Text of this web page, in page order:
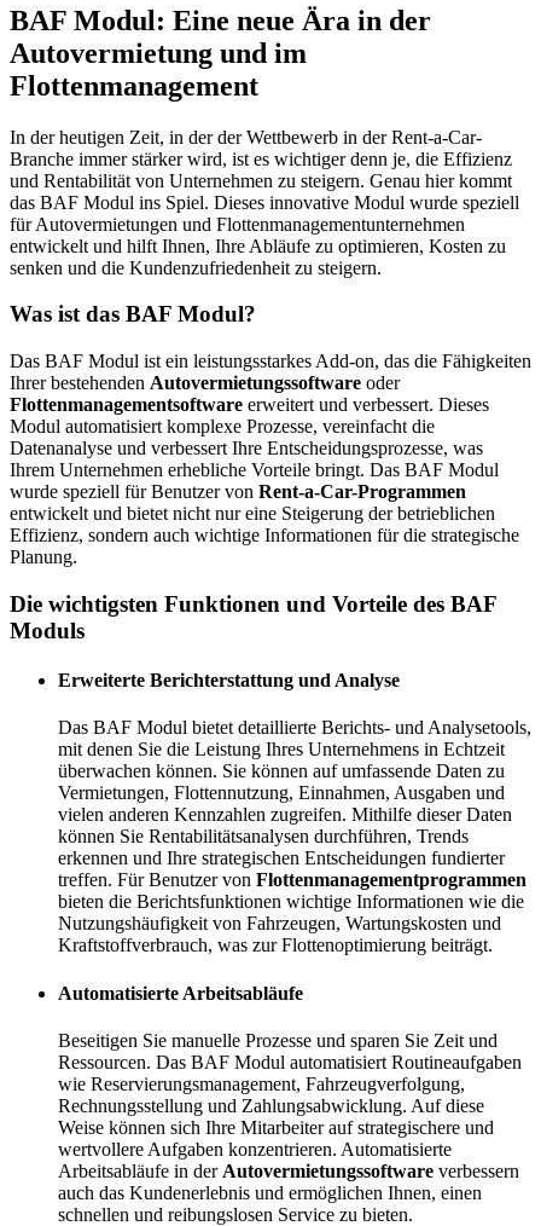
BAF Modul: Eine neue Ära in der
Autovermietung und im
Flottenmanagement
In der heutigen Zeit, in der der Wettbewerb in der Rent-a-Car-
Branche immer stärker wird, ist es wichtiger denn je, die Effizienz
und Rentabilität von Unternehmen zu steigern. Genau hier kommt
das BAF Modul ins Spiel. Dieses innovative Modul wurde speziell
für Autovermietungen und Flottenmanagementunternehmen
entwickelt und hilft Ihnen, Ihre Abläufe zu optimieren, Kosten zu
senken und die Kundenzufriedenheit zu steigern.
Was ist das BAF Modul?
Das BAF Modul ist ein leistungsstarkes Add-on, das die Fähigkeiten
Ihrer bestehenden Autovermietungssoftware oder
Flottenmanagementsoftware erweitert und verbessert. Dieses
Modul automatisiert komplexe Prozesse, vereinfacht die
Datenanalyse und verbessert Ihre Entscheidungsprozesse, was
Ihrem Unternehmen erhebliche Vorteile bringt. Das BAF Modul
wurde speziell für Benutzer von Rent-a-Car-Programmen
entwickelt und bietet nicht nur eine Steigerung der betrieblichen
Effizienz, sondern auch wichtige Informationen für die strategische
Planung.
Die wichtigsten Funktionen und Vorteile des BAF
Moduls
Erweiterte Berichterstattung und Analyse
Das BAF Modul bietet detaillierte Berichts- und Analysetools,
mit denen Sie die Leistung Ihres Unternehmens in Echtzeit
überwachen können. Sie können auf umfassende Daten zu
Vermietungen, Flottennutzung, Einnahmen, Ausgaben und
vielen anderen Kennzahlen zugreifen. Mithilfe dieser Daten
können Sie Rentabilitätsanalysen durchführen, Trends
erkennen und Ihre strategischen Entscheidungen fundierter
treffen. Für Benutzer von Flottenmanagementprogrammen
bieten die Berichtsfunktionen wichtige Informationen wie die
Nutzungshäufigkeit von Fahrzeugen, Wartungskosten und
Kraftstoffverbrauch, was zur Flottenoptimierung beiträgt.
Automatisierte Arbeitsabläufe
Beseitigen Sie manuelle Prozesse und sparen Sie Zeit und
Ressourcen. Das BAF Modul automatisiert Routineaufgaben
wie Reservierungsmanagement, Fahrzeugverfolgung,
Rechnungsstellung und Zahlungsabwicklung. Auf diese
Weise können sich Ihre Mitarbeiter auf strategischere und
wertvollere Aufgaben konzentrieren. Automatisierte
Arbeitsabläufe in der Autovermietungssoftware verbessern
auch das Kundenerlebnis und ermöglichen Ihnen, einen
schnellen und reibungslosen Service zu bieten.